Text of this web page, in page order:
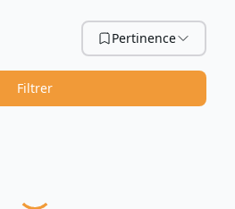
Pertinence
Filtrer